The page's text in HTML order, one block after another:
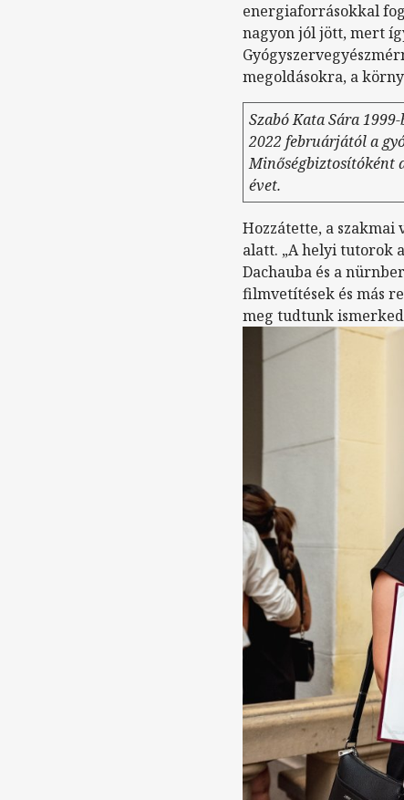
energiaforrásokkal
nagyon jól jött, mert
megoldásokra, a
Szabó Kata Sára
2022 februárjától a
Minőségbiztosítóként
évet.
Hozzátette, a
alatt. „A helyi tutorok
Dachauba és a
filmvetítések és más
meg tudtunk